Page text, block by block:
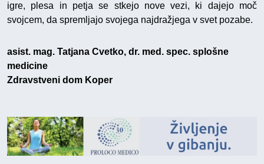
igre, plesa in petja se stkejo nove vezi, ki dajejo moč
svojcem, da spremljajo svojega najdražjega v svet pozabe.
asist. mag. Tatjana Cvetko, dr. med. spec. splošne
medicine
Zdravstveni dom Koper